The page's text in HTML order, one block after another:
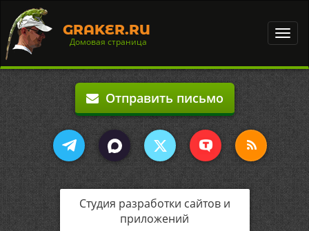
GRAKER.RU
Домовая страница
Отправить письмо
Студия разработки сайтов и
приложений